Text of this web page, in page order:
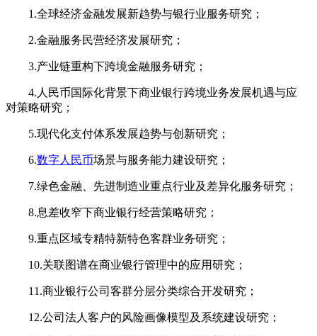
1.全球经济金融发展新趋势与银行业服务研究；
2.金融服务民营经济发展研究；
3.产业链重构下跨境金融服务研究；
4.人民币国际化背景下商业银行跨境业务发展机遇与应
对策略研究；
5.现代化支付体系发展趋势与创新研究；
6.数字人民币场景与服务能力建设研究；
7.绿色金融、先进制造业重点行业及差异化服务研究；
8.息差收窄下商业银行经营策略研究；
9.重点区域专精特新特色客群业务研究；
10.关联图谱在商业银行管理中的应用研究；
11.商业银行公司客群分层分类综合开发研究；
12.公司法人客户的风险画像模型及系统建设研究；